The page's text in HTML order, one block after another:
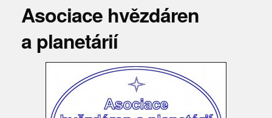
Asociace hvězdáren
a planetárií